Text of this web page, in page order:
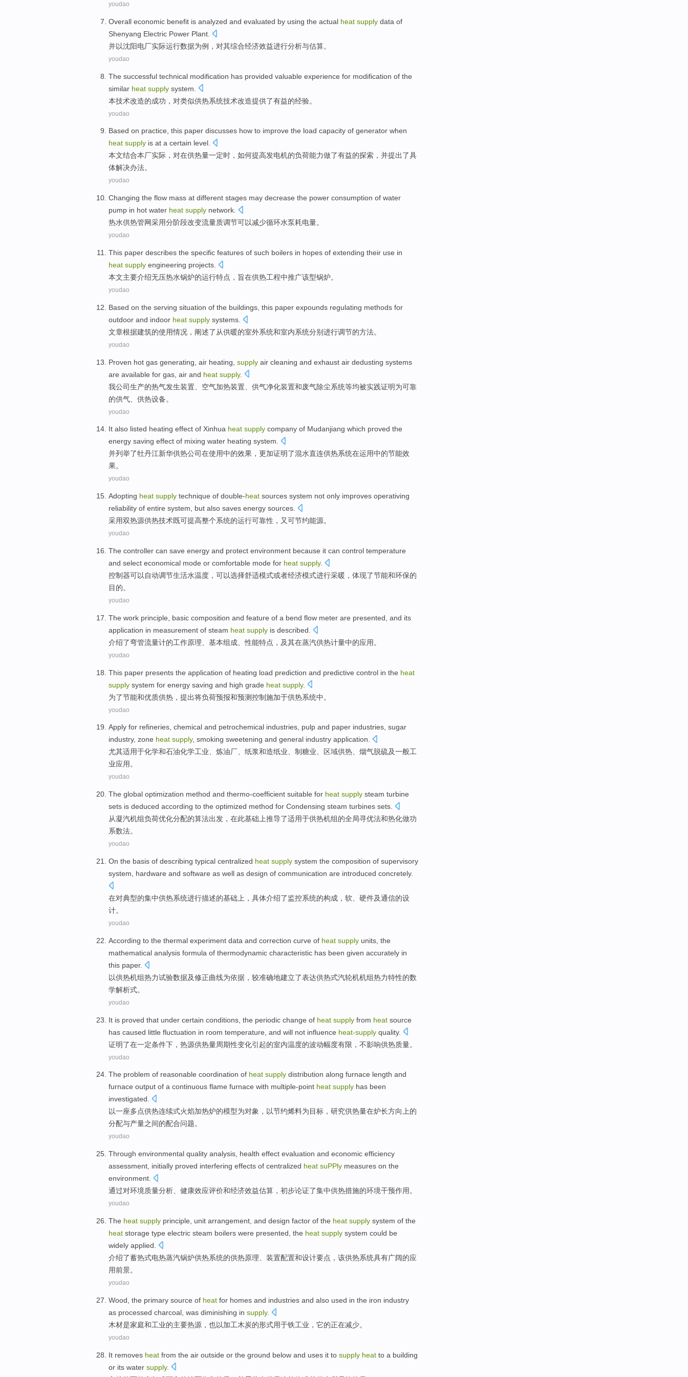
youdao
Overall economic benefit is analyzed and evaluated by using the actual heat supply data of
Shenyang Electric Power Plant
并以沈阳电厂实际运行数据为例，对其综合经济效益进行分析与估算。
youdao
The successful technical modification has provided valuable experience for modification of the
similar heat supply system
本技术改造的成功 ，对类似供热系统技术改造提供了有益的经验。
youdao
Based on practice, this paper discusses how to improve the load capacity of generator when
heat supply is at a certain level.
本文结合本厂实际 ，对在供热量一定时 ， 如何提高发电机的负荷能力做了有益的探索，并提出了具
体解决办法。
youdao
Changing the flow mass at different stages may decrease the power consumption of water
pump in hot water heat supply network
热水供热管网采用分阶段改变流量质调节可以减少循环水泵耗电量。
youdao
This paper describes the specific features of such boilers in hopes of extending their use in
heat supply engineering projects
本文主要介绍无压热水锅炉的运行特点 ， 旨在供热工程中推广该型锅炉。
youdao
Based on the serving situation of the buildings this paper expounds regulating methods for
outdoor and indoor heat supply systems
文章根据建筑的使用情况 ， 阐述了从供暖的室外系统和室内系统分别进行调节的方法。
youdao
Proven hot gas generating air heating supply air cleaning and exhaust air dedusting systems
are available for gas , air and heat supply.
我公司生产的热气发生装置、 空气加热装置、供气净化装置和废气除尘系统等均被实践证明为可靠
的供气 、供热设备。
youdao
It also listed heating effect of Xinhua heat supply company of Mudanjiang which proved the
energy saving effect of mixing water heating system.
并列举了牡丹江新华供热公司在使用中的效果 ，更加证明了混水直连供热系统在运用中的节能效
果。
youdao
Adopting heat supply technique of double-heat sources system not only improves operativing
reliability of entire system but also saves energy sources
采用双热源供热技术既可提高整个系统的运行可靠性 ， 又可节约能源。
youdao
The controller can save energy and protect environment because it can control temperature
and select economical mode or comfortable mode for heat supply.
控制器可以 自动调节生活水温度 ，可以选择舒适模式或者经济模式进行采暖，体现了节能和环保的
目的。
youdao
The work principle basic composition and feature of a bend flow meter are presented and its
application in measurement of steam heat supply is described
介绍了弯管流量计的工作原理 基本组成 、性能特点 ， 及其在蒸汽供热计量中的应用 。
youdao
This paper presents the application of heating load prediction and predictive control in the heat
supply system for energy saving and high grade heat supply.
为了节能和优质供热 ， 提出将负荷预报和预测控制施加于供热系统中 。
youdao
Apply for refineries, chemical and petrochemical industries, pulp and paper industries, sugar
industry, zone heat supply, smoking sweetening and general industry application.
尤其适用于化学和石油化学工业、 炼油厂、 纸浆和造纸业、 制糖业、 区域供热、 烟气脱硫及一般工
业应用。
youdao
The global optimization method and thermo-coefficient suitable for heat supply steam turbine
sets is deduced according to the optimized method for Condensing steam turbines sets.
从凝汽机组负荷优化分配的算法出发， 在此基础上推导了适用于供热机组的全局寻优法和热化做功
系数法。
youdao
On the basis of describing typical centralized heat supply system the composition of supervisory
system
hardware and software as well as design of communication are introduced concretely.
在对典型的集中供热系统进行描述的基础上 ，具体介绍了监控系统的构成 ， 软 硬件及通信的设
计。
youdao
According to the thermal experiment data and correction curve of heat supply units the
mathematical analysis formula of thermodynamic characteristic has been given accurately in
this paper.
以供热机组热力试验数据及修正曲线为依据， 较准确地建立了表达供热式汽轮机机组热力特性的数
学解析式。
youdao
It is proved that under certain conditions , the periodic change of heat supply from heat source
has caused little fluctuation in room temperature , and will not influence heat-supply quality.
证明了在一定条件下 ， 热源供热量周期性变化引起的室内温度的波动幅度有限， 不影响供热质量。
youdao
The problem of reasonable coordination of heat supply distribution along furnace length and
furnace output of a continuous flame furnace with multiple-point heat supply has been
investigated.
以一座多点供热连续式火焰加热炉的模型为对象， 以节约烯料为目标， 研究供热量在炉长方向上的
分配与产量之间的配合问题。
youdao
Through environmental quality analysis health effect evaluation and economic efficiency
assessment initially proved interfering effects of centralized heat suPPly measures on the
environment
通过对环境质量分析 健康效应评价和经济效益估算 ， 初步论证了集中供热措施的环境干预作用 。
youdao
The heat supply principle unit arrangement and design factor of the heat supply system of the
heat storage type electric steam boilers were presented the heat supply system could be
widely applied
介绍了蓄热式电热蒸汽锅炉供热系统的供热原理 装置配置和设计要点， 该供热系统具有广阔的应
用前景。
youdao
Wood the primary source of heat for homes and industries and also used in the iron industry
as processed charcoal was diminishing in supply.
木材是家庭和工业的主要热源 ， 也以加工木炭的形式用于铁工业 ，它的正在减少。
youdao
It removes heat from the air outside or the ground below and uses it to supply heat to a building
or its water supply.